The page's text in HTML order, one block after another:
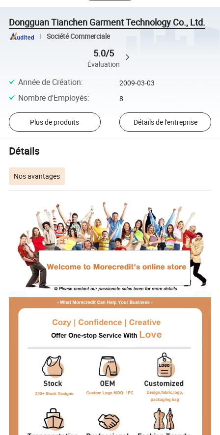
Dongguan Tianchen Garment Technology Co., Ltd.
Société Commerciale
5.0/5
Évaluation
Année de Création: 2009-03-03
Nombre d'Employés: 8
Plus de produits Détails de l'entreprise
Détails
Nos avantages